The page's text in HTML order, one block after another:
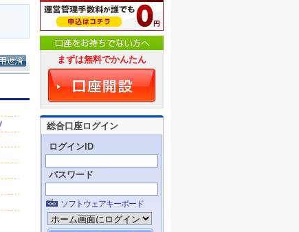
まずは無料でかんたん
総合口座ログイン
ログインID
パスワード
ソフトウェアキーボード